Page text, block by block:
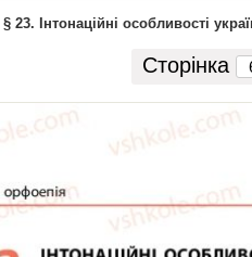
§ 23. Інтонаційні особливості
Сторінка